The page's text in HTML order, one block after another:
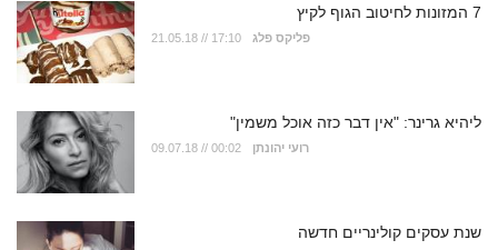
7 המזונות לחיטוב הגוף לקיץ
21.05.18 // 17:10 פליקס פלג
ליהיא גרינר: "אין דבר כזה אוכל משמין"
09.07.18 // 00:02 רועי יהונתן
שנת עסקים קולינריים חדשה